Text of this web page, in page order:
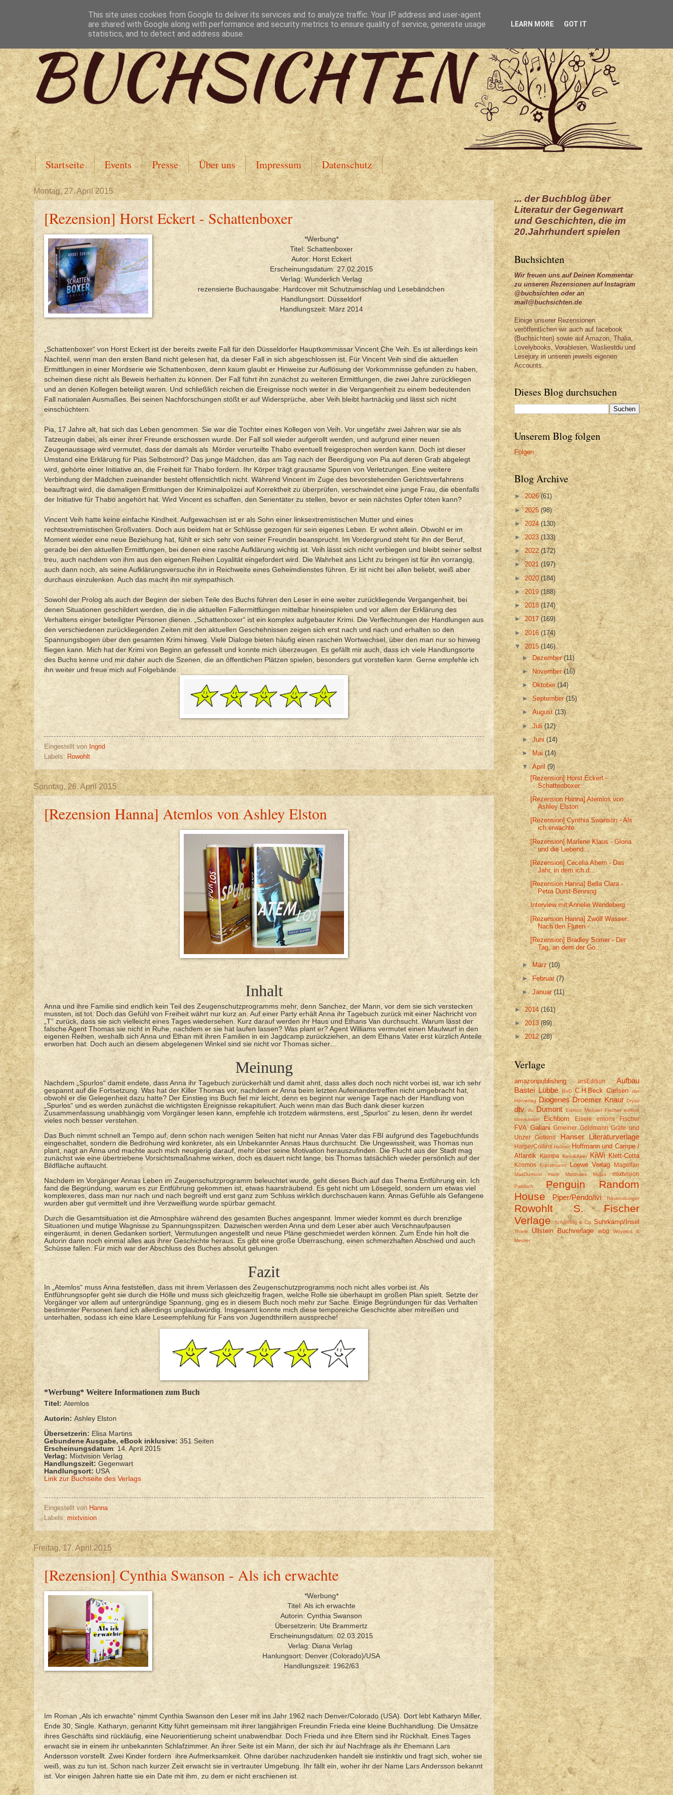
Startseite Events Presse Über uns Impressum Datenschutz
Montag, 27. April 2015
[Rezension] Horst Eckert - Schattenboxer
*Werbung*
Titel: Schattenboxer
Autor: Horst Eckert
Erscheinungsdatum: 27.02.2015
Verlag: Wunderlich Verlag
rezensierte Buchausgabe: Hardcover mit Schutzumschlag und Lesebändchen
Handlungsort: Düsseldorf
Handlungszeit: März 2014
„Schattenboxer“ von Horst Eckert ist der bereits zweite Fall für den Düsseldorfer Hauptkommissar Vincent Che Veih. Es ist allerdings kein
Nachteil, wenn man den ersten Band nicht gelesen hat, da dieser Fall in sich abgeschlossen ist. Für Vincent Veih sind die aktuellen
Ermittlungen in einer Mordserie wie Schattenboxen, denn kaum glaubt er Hinweise zur Auflösung der Vorkommnisse gefunden zu haben,
scheinen diese nicht als Beweis herhalten zu können. Der Fall führt ihn zunächst zu weiteren Ermittlungen, die zwei Jahre zurückliegen
und an denen Kollegen beteiligt waren. Und schließlich reichen die Ereignisse noch weiter in die Vergangenheit zu einem bedeutenden
Fall nationalen Ausmaßes. Bei seinen Nachforschungen stößt er auf Widersprüche, aber Veih bleibt hartnäckig und lässt sich nicht
einschüchtern.
Pia, 17 Jahre alt, hat sich das Leben genommen. Sie war die Tochter eines Kollegen von Veih. Vor ungefähr zwei Jahren war sie als
Tatzeugin dabei, als einer ihrer Freunde erschossen wurde. Der Fall soll wieder aufgerollt werden, und aufgrund einer neuen
Zeugenaussage wird vermutet, dass der damals als
Mörder verurteilte Thabo eventuell freigesprochen werden kann. Doch ist dieser
Umstand eine Erklärung für Pias Selbstmord? Das junge Mädchen, das am Tag nach der Beerdigung von Pia auf deren Grab abgelegt
wird, gehörte einer Initiative an, die Freiheit für Thabo fordern. Ihr Körper trägt grausame Spuren von Verletzungen. Eine weitere
Verbindung der Mädchen zueinander besteht offensichtlich nicht. Während Vincent im Zuge des bevorstehenden Gerichtsverfahrens
beauftragt wird, die damaligen Ermittlungen der Kriminalpolizei auf Korrektheit zu überprüfen, verschwindet eine junge Frau, die ebenfalls
der Initiative für Thabo angehört hat. Wird Vincent es schaffen, den Serientäter zu stellen, bevor er sein nächstes Opfer töten kann?
Vincent Veih hatte keine einfache Kindheit. Aufgewachsen ist er als Sohn einer linksextremistischen Mutter und eines
rechtsextremistischen Großvaters. Doch aus beidem hat er Schlüsse gezogen für sein eigenes Leben. Er wohnt allein. Obwohl er im
Moment wieder eine neue Beziehung hat, fühlt er sich sehr von seiner Freundin beansprucht. Im Vordergrund steht für ihn der Beruf,
gerade bei den aktuellen Ermittlungen, bei denen eine rasche Aufklärung wichtig ist. Veih lässt sich nicht verbiegen und bleibt seiner selbst
treu, auch nachdem von ihm aus den eigenen Reihen Loyalität eingefordert wird. Die Wahrheit ans Licht zu bringen ist für ihn vorrangig,
auch dann noch, als seine Aufklärungsversuche ihn in Reichweite eines Geheimdienstes führen. Er ist nicht bei allen beliebt, weiß aber
durchaus einzulenken. Auch das macht ihn mir sympathisch.
Sowohl der Prolog als auch der Beginn der sieben Teile des Buchs führen den Leser in eine weiter zurückliegende Vergangenheit, bei
denen Situationen geschildert werden, die in die aktuellen Fallermittlungen mittelbar hineinspielen und vor allem der Erklärung des
Verhaltens einiger beteiligter Personen dienen. „Schattenboxer“ ist ein komplex aufgebauter Krimi. Die Verflechtungen der Handlungen aus
den verschiedenen zurückliegenden Zeiten mit den aktuellen Geschehnissen zeigen sich erst nach und nach und erhalten so den
Spannungsbogen über den gesamten Krimi hinweg. Viele Dialoge bieten häufig einen raschen Wortwechsel, über den man nur so hinweg
fliegen kann. Mich hat der Krimi von Beginn an gefesselt und konnte mich überzeugen. Es gefällt mir auch, dass ich viele Handlungsorte
des Buchs kenne und mir daher auch die Szenen, die an öffentlichen Plätzen spielen, besonders gut vorstellen kann. Gerne empfehle ich
ihn weiter und freue mich auf Folgebände.
Eingestellt von Ingrid
Labels: Rowohlt
Sonntag, 26. April 2015
[Rezension Hanna] Atemlos von Ashley Elston
Inhalt
Anna und ihre Familie sind endlich kein Teil des Zeugenschutzprogramms mehr, denn Sanchez, der Mann, vor dem sie sich verstecken
mussten, ist tot. Doch das Gefühl von Freiheit währt nur kurz an. Auf einer Party erhält Anna ihr Tagebuch zurück mit einer Nachricht von
„T“ zurück, dass sie sich vielleicht eines Tages wiedersehen. Kurz darauf werden ihr Haus und Ethans Van durchsucht. Warum lässt der
falsche Agent Thomas sie nicht in Ruhe, nachdem er sie hat laufen lassen? Was plant er? Agent Williams vermutet einen Maulwurf in den
eigenen Reihen, weshalb sich Anna und Ethan mit ihren Familien in ein Jagdcamp zurückziehen, an dem Ethans Vater erst kürzlich Anteile
erworben hat. Doch auch an diesem abgelegenen Winkel sind sie nicht vor Thomas sicher…
Meinung
Nachdem „Spurlos“ damit endete, dass Anna ihr Tagebuch zurückerhält und damit ahnt, dass alles doch noch nicht vorbei ist, war ich sehr
gespannt auf die Fortsetzung. Was hat der Killer Thomas vor, nachdem er Anna beim letzten Aufeinandertreffen nicht umgebracht hat,
obwohl er die Gelegenheit dazu hatte? Der Einstieg ins Buch fiel mir leicht, denn es beginnt nur wenige Tage nach der Handlung von
„Spurlos“ und es werden zunächst die wichtigsten Ereignisse rekapituliert. Auch wenn man das Buch dank dieser kurzen
Zusammenfassung unabhängig vom Vorgänger lesen kann, empfehle ich trotzdem wärmstens, erst „Spurlos“ zu lesen, denn ihr werdet
vieles noch besser verstehen.
Das Buch nimmt schnell an Tempo auf, denn schon nach wenigen Seiten hat nicht nur Annas Vater das FBI aufgrund des Tagebuchfunds
eingeschaltet, sondern die Bedrohung wird konkreter, als ein Unbekannter Annas Haus durchsucht. Die Ungewissheit, was Thomas nun
plant, nagt an Anna und machte auch mich neugierig darauf, mehr über seine Motivation herauszufinden. Die Flucht aus der Stadt mag
zunächst wie eine übertriebene Vorsichtsmaßnahme wirken, doch es dauert nicht lange, bis Thomas tatsächlich wieder persönlich auf der
Bildfläche auftaucht.
Nachdem im Vorgänger Annas Leben im Zeugenschutzprogramm beleuchtet wurde, geht dieses Buch auf das Thema Entführung ein. Ich
fand die Begründung, warum es zur Entführung gekommen ist, etwas haarsträubend. Es geht nicht um Lösegeld, sondern um etwas viel
komplexeres, dass man nur nach und nach begreift und erst ganz zum Schluss wirklich durchschauen kann. Annas Gefühle als Gefangene
wurden aber gut vermittelt und ihre Verzweiflung wurde spürbar gemacht.
Durch die Gesamtsituation ist die Atmosphäre während des gesamten Buches angespannt. Immer wieder kommt es durch brenzlige
Situationen und mutige Wagnisse zu Spannungsspitzen. Dazwischen werden Anna und dem Leser aber auch Verschnaufpausen
eingeräumt, in denen Gedanken sortiert, Vermutungen angestellt und neue Pläne geschmiedet werden können. Zum Ende hin holt die
Autorin dann noch einmal alles aus ihrer Geschichte heraus. Es gibt eine große Überraschung, einen schmerzhaften Abschied und auch
Schüsse fallen. Für mich war der Abschluss des Buches absolut gelungen.
Fazit
In „Atemlos“ muss Anna feststellen, dass mit ihrem Verlassen des Zeugenschutzprogramms noch nicht alles vorbei ist. Als
Entführungsopfer geht sie durch die Hölle und muss sich gleichzeitig fragen, welche Rolle sie überhaupt im großen Plan spielt. Setzte der
Vorgänger vor allem auf untergründige Spannung, ging es in diesem Buch noch mehr zur Sache. Einige Begründungen für das Verhalten
bestimmter Personen fand ich allerdings unglaubwürdig. Insgesamt konnte mich diese temporeiche Geschichte aber mitreißen und
unterhalten, sodass ich eine klare Leseempfehlung für Fans von Jugendthrillern ausspreche!
*Werbung* Weitere Informationen zum Buch
Titel: Atemlos
Autorin: Ashley Elston
Übersetzerin: Elisa Martins
Gebundene Ausgabe, eBook inklusive: 351 Seiten
Erscheinungsdatum: 14. April 2015
Verlag: Mixtvision Verlag
Handlungszeit: Gegenwart
Handlungsort: USA
Link zur Buchseite des Verlags
Eingestellt von Hanna
Labels: mixtvision
Freitag, 17. April 2015
[Rezension] Cynthia Swanson - Als ich erwachte
*Werbung*
Titel: Als ich erwachte
Autorin: Cynthia Swanson
Übersetzerin: Ute Brammertz
Erscheinungsdatum: 02.03.2015
Verlag: Diana Verlag
Hanlungsort: Denver (Colorado)/USA
Handlungszeit: 1962/63
Im Roman „Als ich erwachte“ nimmt Cynthia Swanson den Leser mit ins Jahr 1962 nach Denver/Colorado (USA). Dort lebt Katharyn Miller,
Ende 30, Single. Katharyn, genannt Kitty führt gemeinsam mit ihrer langjährigen Freundin Frieda eine kleine Buchhandlung. Die Umsätze
ihres Geschäfts sind rückläufig, eine Neuorientierung scheint unabwendbar. Doch Frieda und ihre Eltern sind ihr Rückhalt. Eines Tages
erwacht sie in einem ihr unbekannten Schlafzimmer. An ihrer Seite ist ein Mann, der sich ihr auf Nachfrage als ihr Ehemann Lars
Andersson vorstellt. Zwei Kinder fordern
ihre Aufmerksamkeit. Ohne darüber nachzudenken handelt sie instinktiv und fragt sich, woher sie
weiß, was zu tun ist. Schon nach kurzer Zeit erwacht sie in vertrauter Umgebung. Ihr fällt ein, woher ihr der Name Lars Andersson bekannt
ist. Vor einigen Jahren hatte sie ein Date mit ihm, zu dem er nicht erschienen ist.
... der Buchblog über
Literatur der Gegenwart
und Geschichten, die im
20.Jahrhundert spielen
Buchsichten
Wir freuen uns auf Deinen Kommentar
zu unseren Rezensionen auf Instagram
@buchsichten oder an
mail@buchsichten.de
Einige unserer Rezensionen
veröffentlichen wir auch auf facebook
(Buchsichten) sowie auf Amazon, Thalia,
Lovelybooks, Vorablesen, Wasliestdu und
Lesejury in unseren jeweils eigenen
Accounts.
Dieses Blog durchsuchen
Unserem Blog folgen
Folgen
Blog Archive
►2026(61)
►2025(98)
►2024(130)
►2023(133)
►2022 (172)
►2021 (197)
►2020(184)
►2019(188)
►2018(174)
►2017(169)
►2016(174)
▼2015(146)
► Dezember(11)
►November(16)
►Oktober(14)
►September(15)
►August(13)
►Juli(12)
►Juni(14)
►Mai(14)
▼April(9)
[Rezension] Horst Eckert -
Schattenboxer
[Rezension Hanna] Atemlos von
Ashley Elston
[Rezension] Cynthia Swanson - Als
ich erwachte
[Rezension] Marlene Klaus - Gloria
und die Liebend...
[Rezension] Cecelia Ahern - Das
Jahr, in dem ich d...
[Rezension Hanna] Bella Clara -
Petra Durst-Benning
Interview mit Annelie Wendeberg
[Rezension Hanna] Zwölf Wasser:
Nach den Fluten - ...
[Rezension] Bradley Somer - Der
Tag, an dem der Go...
► März(10)
► Februar(7)
►Januar(11)
►2014(161)
►2013(89)
► 2012(28)
Verlage
amazonpublishing arsEdition
Aufbau
Bastei Lübbe
BoD C.H.Beck Carlsen
der
Hörverlag Diogenes Droemer Knaur Dryas
dtv du Dumont Edition Michael Fischer edition
oberkassel
Eichborn Eisele emons Fischer
FVA Galiani Gmeiner Goldmann Gräfe und
Unzer
Gutkind Hanser Literaturverlage
HarperCollins Helmer Hoffmann und Campe /
Atlantik Kampa Kein&Aber KiWi Klett-Cotta
Kosmos Kunstmann Loewe Verlag Magellan
MairDumont mare Matthaes Midas mixtvision
Pattloch
Penguin Random
House
Piper/Pendo/ivi Ravensburger
Rowohlt
S. Fischer
Verlage
Schöffling & Co. Suhrkamp/Insel
Thiele Ullstein Buchverlage wbg
Woywod &
Meurer
This site uses cookies from Google to deliver its services and to analyze traffic. Your IP address and user-agent
are shared with Google along with performance and security metrics to ensure quality of service, generate usage
statistics, and to detect and address abuse.
LEARN MORE GOT IT